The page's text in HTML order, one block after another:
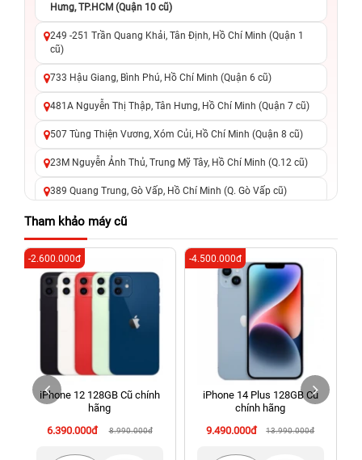
Hưng, TP.HCM (Quận 10 cũ)
249 -251 Trần Quang Khải, Tân Định, Hồ Chí Minh (Quận 1
cũ)
733 Hậu Giang, Bình Phú, Hồ Chí Minh (Quận 6 cũ)
481A Nguyễn Thị Thập, Tân Hưng, Hồ Chí Minh (Quận 7 cũ)
507 Tùng Thiện Vương, Xóm Củi, Hồ Chí Minh (Quận 8 cũ)
23M Nguyễn Ảnh Thủ, Trung Mỹ Tây, Hồ Chí Minh (Q.12 cũ)
389 Quang Trung, Gò Vấp, Hồ Chí Minh (Q. Gò Vấp cũ)
625 - 625A Âu Cơ, Tân Phú, Hồ Chí Minh (Quận Tân Phú cũ)
326 Lê Văn Việt, Tăng Nhơn Phú, Hồ Chí Minh (Q.9 TP. Thủ
Đức cũ)
256 Võ Văn Ngân, Thủ Đức, Hồ Chí Minh (Bình Thọ, TP. Thủ
70 Nguyễn An Ninh, Dĩ An, Hồ Chí Minh (Bình Dương Cũ)
24h Vũng Tàu: 162A Ba Cu, Vũng Tàu, Hồ Chí Minh (TP. Vũng
Tàu cũ)
198 Hoàng Văn Thụ, Tân Sơn Nhất, Hồ Chí Minh (Tân Bình
Tham khảo máy cũ
iPhone 12 128GB Cũ chính
hãng
6.390.000đ
8.990.000đ
-2.600.000đ
iPhone 14 Plus 128GB Cũ
chính hãng
9.490.000đ
13.990.000đ
-4.500.000đ